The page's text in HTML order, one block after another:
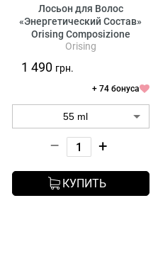
Лосьон для Волос
«Энергетический Состав»
Orising Composizione
Energetica D
Orising
1 490 грн.
+ 74 бонуса
– +
КУПИТЬ